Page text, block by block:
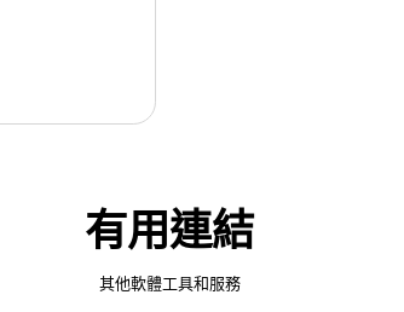
有用連結
其他軟體工具和服務